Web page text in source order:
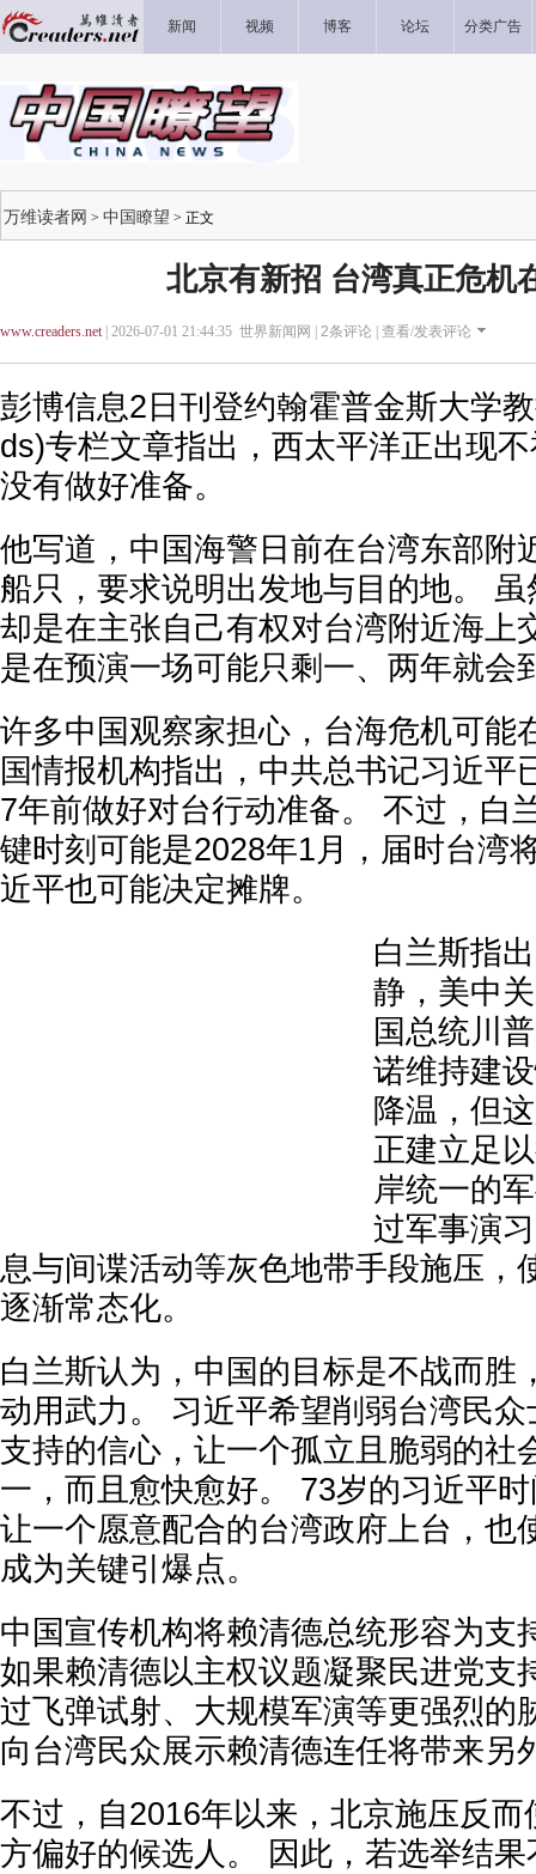
新闻 视频 博客 论坛 分类广告
万维读者网 > 中国瞭望 > 正文
北京有新招 台湾真正危机
www.creaders.net| 2026-07-01 21:44:35 世界新闻网 | 2条评论 | 查看/发表评论
彭博信息2日刊登约翰霍普金斯大学
ds)专栏文章指出，西太平洋正出现
没有做好准备。
他写道，中国海警日前在台湾东部附
船只，要求说明出发地与目的地。
却是在主张自己有权对台湾附近海上
是在预演一场可能只剩一、两年就会
许多中国观察家担心，台海危机可能
国情报机构指出，中共总书记习近平
7年前做好对台行动准备。 不过，白
键时刻可能是2028年1月，届时台湾
近平也可能决定摊牌。
白兰斯指
静，美中
国总统川
诺维持建
降温，但
正建立足
岸统一的
过军事演
息与间谍活动等灰色地带手段施压，
逐渐常态化。
白兰斯认为，中国的目标是不战而胜
动用武力。 习近平希望削弱台湾民
支持的信心，让一个孤立且脆弱的社
一，而且愈快愈好。 73岁的习近平
让一个愿意配合的台湾政府上台，也
成为关键引爆点。
中国宣传机构将赖清德总统形容为支
如果赖清德以主权议题凝聚民进党支
过飞弹试射、大规模军演等更强烈的
向台湾民众展示赖清德连任将带来另
不过，自2016年以来，北京施压反
方偏好的候选人。 因此，若选举结